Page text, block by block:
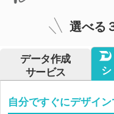
選べる
データ作成
サービス
自分ですぐにデザイン